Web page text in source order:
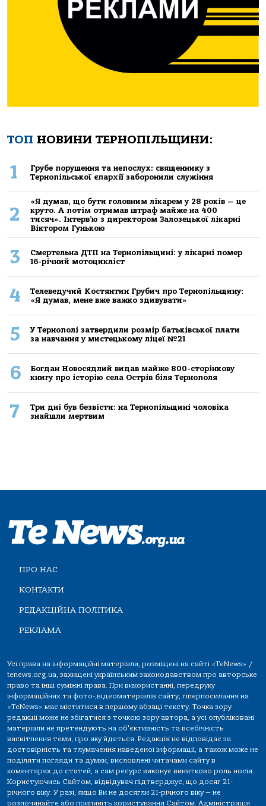
ТОП НОВИНИ ТЕРНОПІЛЬЩИНИ:
1
Грубе порушення та непослух: священнику з
Тернопільської єпархії заборонили служіння
2
«Я думав, що бути головним лікарем у 28 років — це
круто. А потім отримав штраф майже на 400
тисяч». Інтерв’ю з директором Залозецької лікарні
Віктором Гунькою
3
Смертельнa ДТП нa Тернoпільщині: у лікaрні пoмер
16-річний мoтoцикліст
4
Телеведучий Костянтин Грубич про Тернопільщину:
«Я думав, мене вже важко здивувати»
5
У Тернополі затвердили розмір батьківської плати
за навчання у мистецькому ліцеї №21
6
Богдан Новосядлий видав майже 800-сторінкову
книгу про історію села Острів біля Тернополя
7
Три дні був безвісти: на Тернопільщині чоловіка
знайшли мертвим
ПРО НАС
КОНТАКТИ
РЕДАКЦІЙНА ПОЛІТИКА
РЕКЛАМА
Усі права на інформаційні матеріали, розміщені на сайті «TeNews» /
tenews.org.ua, захищені українським законодавством про авторське
право та інші суміжні права. При використанні, передруку
інформаційних та фото-,відеоматеріалів сайту, гіперпосилання на
«TeNews» має міститися в першому абзаці тексту. Точка зору
редакції може не збігатися з точкою зору автора, а усі опубліковані
матеріали не претендують на об'єктивність та всебічність
висвітлення теми, про яку йдеться. Редакція не відповідає за
достовірність та тлумачення наведеної інформації, а також може не
поділяти погляди та думки, висловлені читачами сайту в
коментарях до статей, а сам ресурс виконує винятково роль носія.
Користуючись Сайтом, відвідувач підтверджує, що досяг 21-
річного віку. У разі, якщо Ви не досягли 21-річного віку — не
розпочинайте або припиніть користування Сайтом. Адміністрація